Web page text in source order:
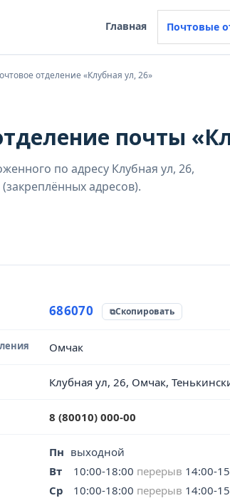
Главная Почтовые
отделение «Клубная ул, 26»
почты
по адресу Клубная ул, 26,
адресов).
686070 Скопировать
Омчак
Клубная ул, 26, Омчак,
8 (80010) 000-00
Пн выходной
Вт
10:00-18:00 перерыв 14:00-
Ср
10:00-18:00 перерыв 14:00-